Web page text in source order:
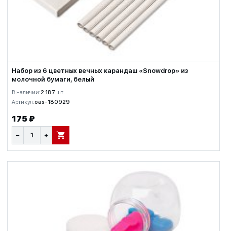
Набор из 6 цветных вечных карандаш «Snowdrop» из
молочной бумаги, белый
В наличии:2 187 шт.
Артикул:oas-180929
175 ₽
− + В КОРЗИНУ